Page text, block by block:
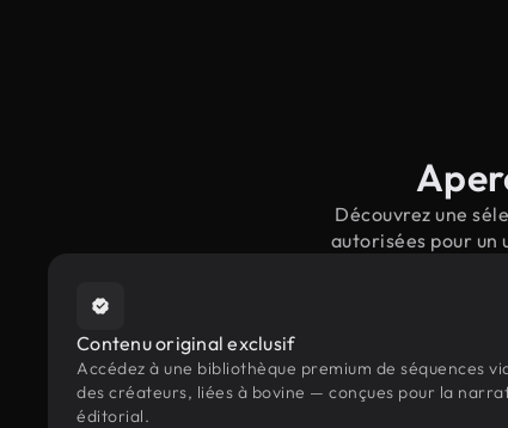
Découvrez une
autorisées pour un
Contenu original exclusif
Accédez à une bibliothèque premium de séquences
des créateurs, liées à bovine — conçues pour la
éditorial.